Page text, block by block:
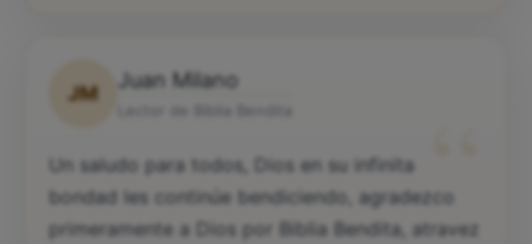
JM
Juan Milano
“
Un saludo para todos, Dios en su infinita
bondad les continúe bendiciendo, agradezco
primeramente a Dios por Biblia Bendita, atravez